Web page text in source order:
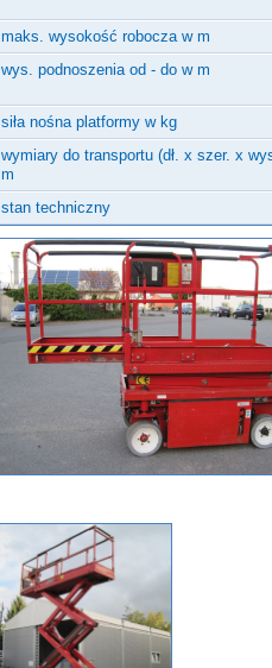
maks. wysokość robocza w m
wys. podnoszenia od - do w m
siła nośna platformy w kg
wymiary do transportu (dł. x szer. x
m
stan techniczny